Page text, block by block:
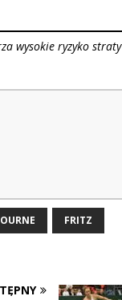
wysokie ryzyko straty
FRITZ